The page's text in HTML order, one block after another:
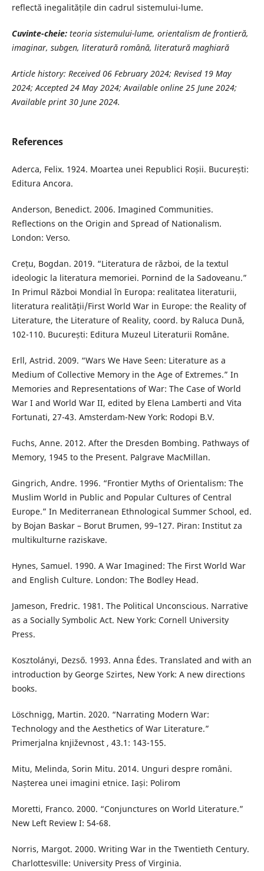
reflectă inegalitățile din cadrul sistemului-lume.
Cuvinte-cheie:teoria sistemului-lume, orientalism de frontieră,
imaginar, subgen, literatură română, literatură maghiară
Article history: Received 06 February 2024; Revised 19 May
2024; Accepted 24 May 2024;Available online 25 June 2024;
Available print 30 June 2024.
References
Aderca, Felix. 1924. Moartea unei Republici Roșii. București:
Editura Ancora.
Anderson, Benedict. 2006. Imagined Communities.
Reflections on the Origin and Spread of Nationalism.
London: Verso.
Crețu, Bogdan. 2019. “Literatura de război, de la textul
ideologic la literatura memoriei. Pornind de la Sadoveanu.”
In Primul Război Mondial în Europa: realitatea literaturii,
literatura realității/First World War in Europe: the Reality of
Literature, the Literature of Reality, coord. by Raluca Dună,
102-110. București: Editura Muzeul Literaturii Române.
Erll, Astrid. 2009. “Wars We Have Seen: Literature as a
Medium of Collective Memory in the Age of Extremes.” In
Memories and Representations of War: The Case of World
War I and World War II, edited by Elena Lamberti and Vita
Fortunati, 27-43. Amsterdam-New York: Rodopi B.V.
Fuchs, Anne. 2012. After the Dresden Bombing. Pathways of
Memory, 1945 to the Present. Palgrave MacMillan.
Gingrich, Andre. 1996. “Frontier Myths of Orientalism: The
Muslim World in Public and Popular Cultures of Central
Europe.” In Mediterranean Ethnological Summer School, ed.
by Bojan Baskar – Borut Brumen, 99–127. Piran: Institut za
multikulturne raziskave.
Hynes, Samuel. 1990. A War Imagined: The First World War
and English Culture. London: The Bodley Head.
Jameson, Fredric. 1981. The Political Unconscious. Narrative
as a Socially Symbolic Act. New York: Cornell University
Press.
Kosztolányi, Dezső. 1993. Anna Édes. Translated and with an
introduction by George Szirtes, New York: A new directions
books.
Löschnigg, Martin. 2020. “Narrating Modern War:
Technology and the Aesthetics of War Literature.”
Primerjalna književnost , 43.1: 143-155.
Mitu, Melinda, Sorin Mitu. 2014. Unguri despre români.
Nașterea unei imagini etnice. Iași: Polirom
Moretti, Franco. 2000. “Conjunctures on World Literature.”
New Left Review I: 54-68.
Norris, Margot. 2000. Writing War in the Twentieth Century.
Charlottesville: University Press of Virginia.